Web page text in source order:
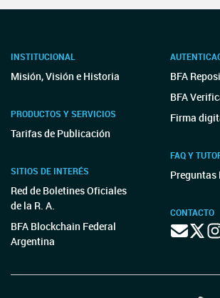
INSTITUCIONAL
Misión, Visión e Historia
PRODUCTOS Y SERVICIOS
Tarifas de Publicación
SITIOS DE INTERÉS
Red de Boletines Oficiales
de la R. A.
BFA Blockchain Federal
Argentina
BFA
BFA
Firma
FAQ Y
Preguntas
CONTACTO